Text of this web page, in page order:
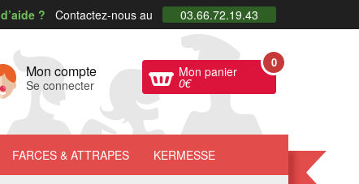
? Contactez-nous au 03.66.72.19.43
Mon compte
Se connecter
Mon panier
0€
0
FARCES & ATTRAPES KERMESSE